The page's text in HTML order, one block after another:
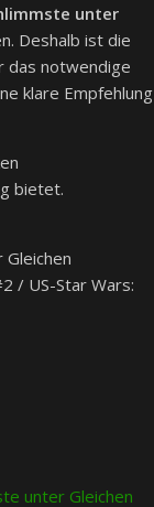
unter
Deshalb ist die
das notwendige
klare Empfehlung
bietet.
/ US-Star Wars:
unter Gleichen